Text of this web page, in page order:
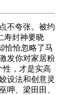
不夸张。被约
寿封神要晓
恰恰忽略了马
发你对家居粉
性，才是实高
设法和创意灵
呷、梁田田、